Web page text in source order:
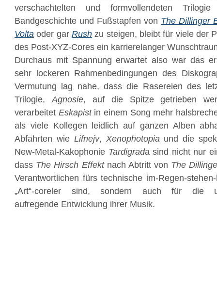
verschachtelten und formvollendeten
Bandgeschichte und Fußstapfen von The Dillinger
Volta oder gar Rush zu steigen, bleibt für viele der
des Post-XYZ-Cores ein karrierelanger
Durchaus mit Spannung erwartet also war das
sehr lockeren Rahmenbedingungen des
Vermutung lag nahe, dass die Rasereien des
Trilogie,Agnosie, auf die Spitze getrieben
verarbeitet Eskapistin einem Song mehr
als viele Kollegen leidlich auf ganzen Alben
Abfahrten wie Lifnejv, Xenophotopia und die
New-Metal-Kakophonie Tardigradasind nicht nur
dass The Hirsch Effektnach Abtritt von The
Verantwortlichen fürs technische im-Regen-
„Art“-coreler sind, sondern auch für die
aufregende Entwicklung ihrer Musik.